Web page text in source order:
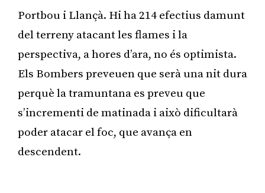
Portbou i Llançà. Hi ha 214 efectius damunt
del terreny atacant les flames i la
perspectiva, a hores d’ara, no és optimista.
Els Bombers preveuen que serà una nit dura
perquè la tramuntana es preveu que
s’incrementi de matinada i això dificultarà
poder atacar el foc, que avança en
descendent.